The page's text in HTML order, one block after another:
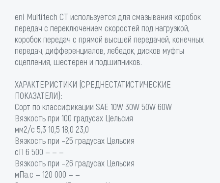
eni Multitech CT используется для смазывания коробок
передач с переключением скоростей под нагрузкой,
коробок передач с прямой высшей передачей, конечных
передач, дифференциалов, лебедок, дисков муфты
сцепления, шестерен и подшипников.
ХАРАКТЕРИСТИКИ (СРЕДНЕСТАТИСТИЧЕСКИЕ
ПОКАЗАТЕЛИ):
Сорт по классификации SAE 10W 30W 50W 60W
Вязкость при 100 градусах Цельсия
мм2/с 5,3 10,5 18,0 23,0
Вязкость при –25 градусах Цельсия
сП 6 500 — — —
Вязкость при –26 градусах Цельсия
мПа.с — 120 000 — —